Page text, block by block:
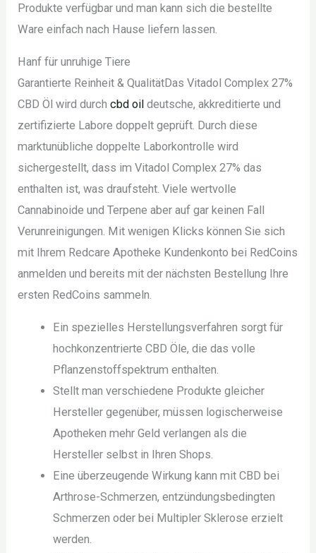
Produkte verfügbar und man kann sich die bestellte
Ware einfach nach Hause liefern lassen.
Hanf für unruhige Tiere
Garantierte Reinheit & QualitätDas Vitadol Complex 27%
CBD Öl wird durchcbd oil deutsche, akkreditierte und
zertifizierte Labore doppelt geprüft. Durch diese
marktunübliche doppelte Laborkontrolle wird
sichergestellt, dass im Vitadol Complex 27% das
enthalten ist, was draufsteht. Viele wertvolle
Cannabinoide und Terpene aber auf gar keinen Fall
Verunreinigungen. Mit wenigen Klicks können Sie sich
mit Ihrem Redcare Apotheke Kundenkonto bei RedCoins
anmelden und bereits mit der nächsten Bestellung Ihre
ersten RedCoins sammeln.
Ein spezielles Herstellungsverfahren sorgt für
hochkonzentrierte CBD Öle, die das volle
Pflanzenstoffspektrum enthalten.
Stellt man verschiedene Produkte gleicher
Hersteller gegenüber, müssen logischerweise
Apotheken mehr Geld verlangen als die
Hersteller selbst in Ihren Shops.
Eine überzeugende Wirkung kann mit CBD bei
Arthrose-Schmerzen, entzündungsbedingten
Schmerzen oder bei Multipler Sklerose erzielt
werden.